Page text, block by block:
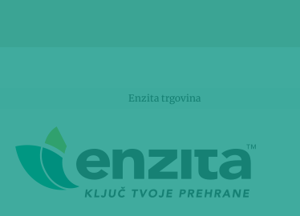
Enzita trgovina